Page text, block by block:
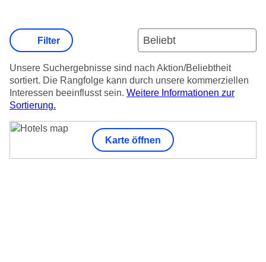
Unsere Suchergebnisse sind nach Aktion/Beliebtheit
sortiert. Die Rangfolge kann durch unsere kommerziellen
Interessen beeinflusst sein. Weitere Informationen zur
Sortierung.
Karte öffnen
Filter